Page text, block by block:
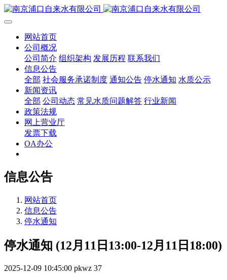
网站首页
公司概况
公司简介 组织架构 发展历程 联系我们
信息公告
全部 社会服务承诺制度 通知公告 停水通知 水质公示
新闻资讯
全部 公司动态 常见水质问题解答 行业新闻
政策法规
网上营业厅
发票下载
OA办公
信息公告
网站首页
信息公告
停水通知
停水通知 (12月11日13:00-12月11日18:00)
2025-12-09 10:45:00 pkwz 37